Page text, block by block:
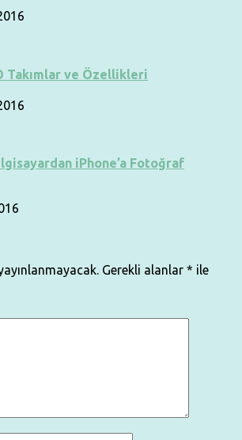
Takımlar ve Özellikleri
iPhone’a Fotoğraf
Gerekli alanlar * ile